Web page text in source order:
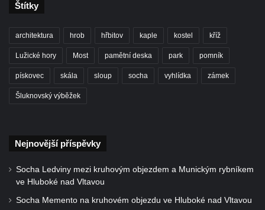
Bývalá márnice u hřbitova v Dubé
Kostel Nalezení svatého Kříže v Dubé
Kostel Nanebevzetí Panny Marie v
Úněticích
Polsko)
Kamenice
Kostel svatého Vendelína v Perštejně
Štítky
architektura hrob hřbitov kaple kostel kříž
Lužické hory Most pamětní deska park pomník
pískovec skála sloup socha vyhlídka zámek
Šluknovský výběžek
Nejnovější příspěvky
Socha Ledviny mezi kruhovým objezdem a Munickým rybníkem
ve Hluboké nad Vltavou
Socha Memento na kruhovém objezdu ve Hluboké nad Vltavou